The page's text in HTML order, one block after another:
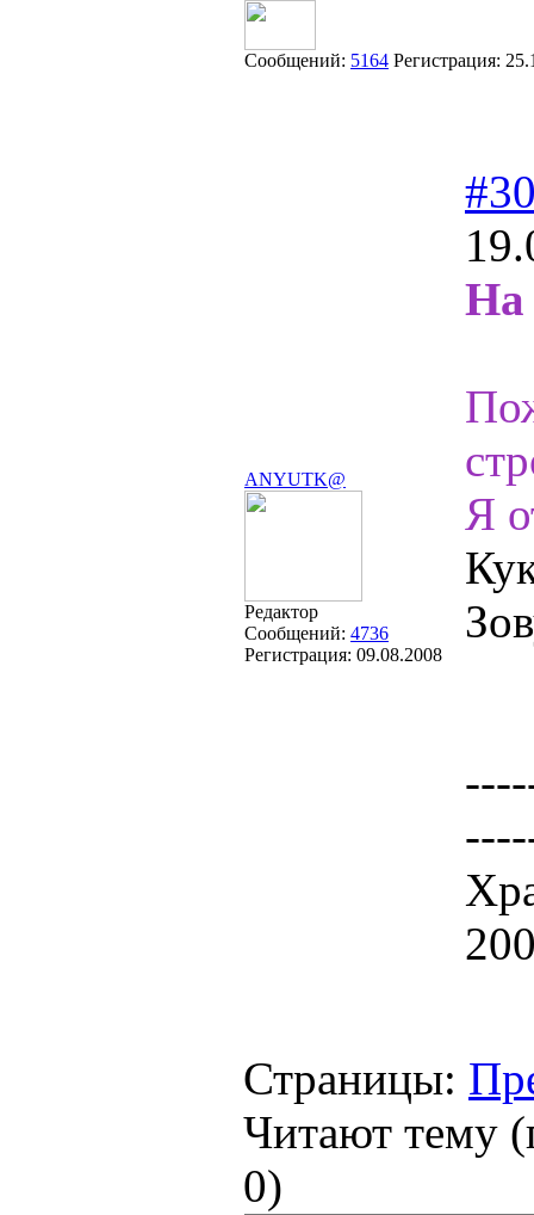
Сообщений: 5164 Регистрация:
ANYUTK@
Редактор
Сообщений: 4736
Регистрация: 09.08.2008
На
Я
Страницы:
Читают тему
0)